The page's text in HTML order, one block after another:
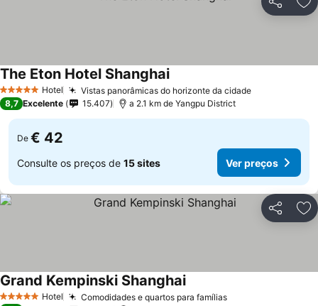
Partilhar
5 Estrelas Hotel Vistas panorâmicas do horizonte da cidadeVer preços
The Eton Hotel ShanghaiVer preços
8,7 Excelente 15.407 a 2.1 km de Yangpu District
De € 42
Consulte os preços de 15 sites Ver preços
Partilhar
5 Estrelas Hotel Comodidades e quartos para famíliasVer preços
Grand Kempinski ShanghaiVer preços